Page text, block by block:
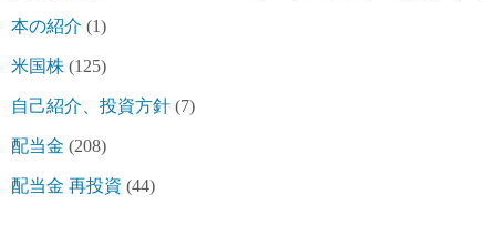
本の紹介 (1)
米国株 (125)
自己紹介、投資方針 (7)
配当金 (208)
配当金 再投資 (44)